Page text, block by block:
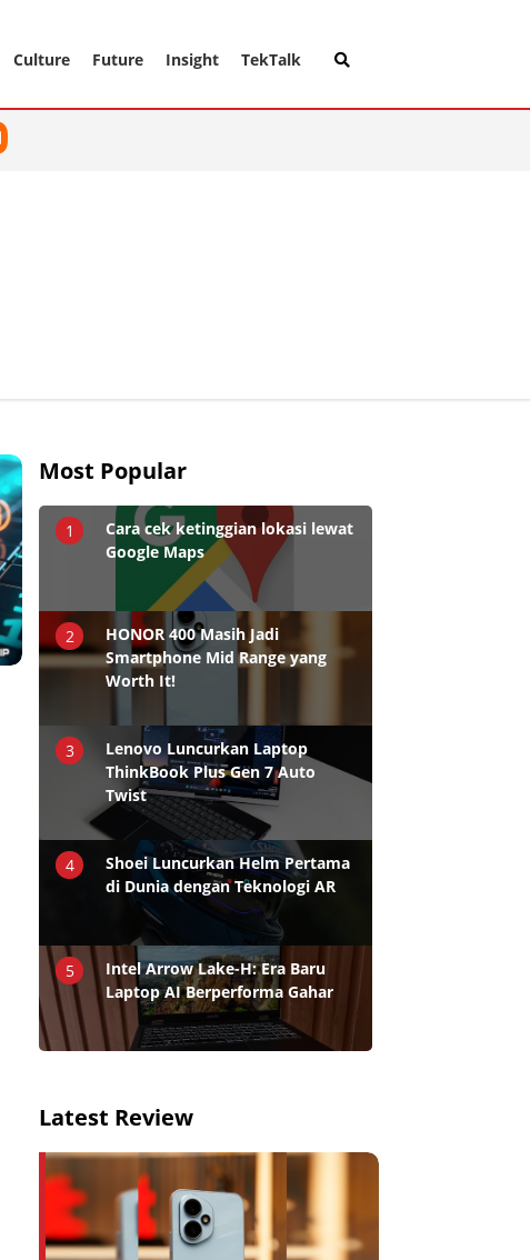
Culture Future Insight TekTalk
Most Popular
1
Cara cek ketinggian lokasi lewat
Google Maps
2
HONOR 400 Masih Jadi
Smartphone Mid Range yang
Worth It!
3
Lenovo Luncurkan Laptop
ThinkBook Plus Gen 7 Auto
Twist
4
Shoei Luncurkan Helm Pertama
di Dunia dengan Teknologi AR
5
Intel Arrow Lake-H: Era Baru
Laptop AI Berperforma Gahar
Latest Review